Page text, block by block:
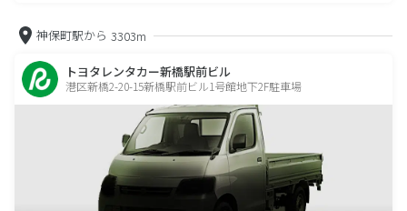
神保町駅から 3303m
トヨタレンタカー新橋駅前ビル
港区新橋2-20-15新橋駅前ビル1号館地下2F駐車場